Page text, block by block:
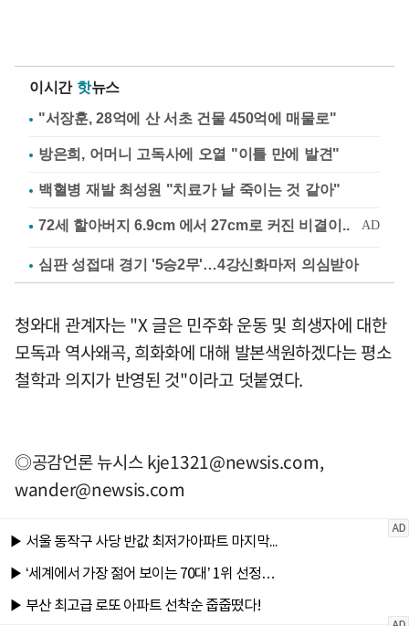
이시간 핫뉴스
"서장훈, 28억에 산 서초 건물 450억에 매물로"
방은희, 어머니 고독사에 오열 "이틀 만에 발견"
백혈병 재발 최성원 "치료가 날 죽이는 것 같아"
심판 성접대 경기 '5승2무'…4강신화마저 의심받아
청와대 관계자는 "X 글은 민주화 운동 및 희생자에 대한
모독과 역사왜곡, 희화화에 대해 발본색원하겠다는 평소
철학과 의지가 반영된 것"이라고 덧붙였다.
◎공감언론 뉴시스kje1321@newsis.com,
wander@newsis.com